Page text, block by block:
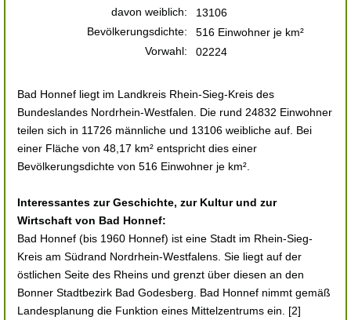
davon weiblich:
13106
Bevölkerungsdichte:
516 Einwohner je km²
Vorwahl:
02224
Bad Honnef liegt im Landkreis Rhein-Sieg-Kreis des
Bundeslandes Nordrhein-Westfalen. Die rund 24832 Einwohner
teilen sich in 11726 männliche und 13106 weibliche auf. Bei
einer Fläche von 48,17 km² entspricht dies einer
Bevölkerungsdichte von 516 Einwohner je km².
Interessantes zur Geschichte, zur Kultur und zur
Wirtschaft von Bad Honnef:
Bad Honnef (bis 1960 Honnef) ist eine Stadt im Rhein-Sieg-
Kreis am Südrand Nordrhein-Westfalens. Sie liegt auf der
östlichen Seite des Rheins und grenzt über diesen an den
Bonner Stadtbezirk Bad Godesberg. Bad Honnef nimmt gemäß
Landesplanung die Funktion eines Mittelzentrums ein. [2]